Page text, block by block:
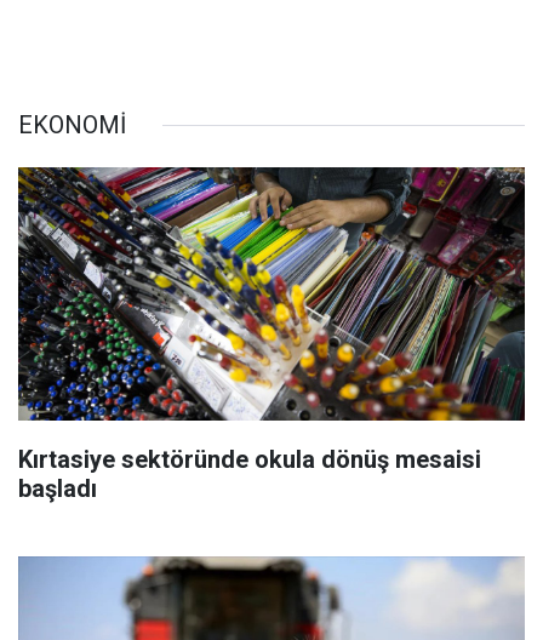
EKONOMİ
Kırtasiye sektöründe okula dönüş mesaisi
başladı